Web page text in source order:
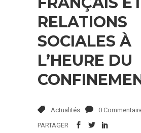
RELATIONS
SOCIALES À
L’HEURE DU
Actualités 0
PARTAGER